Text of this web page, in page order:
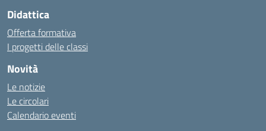
Didattica
Offerta formativa
I progetti delle classi
Novità
Le notizie
Le circolari
Calendario eventi